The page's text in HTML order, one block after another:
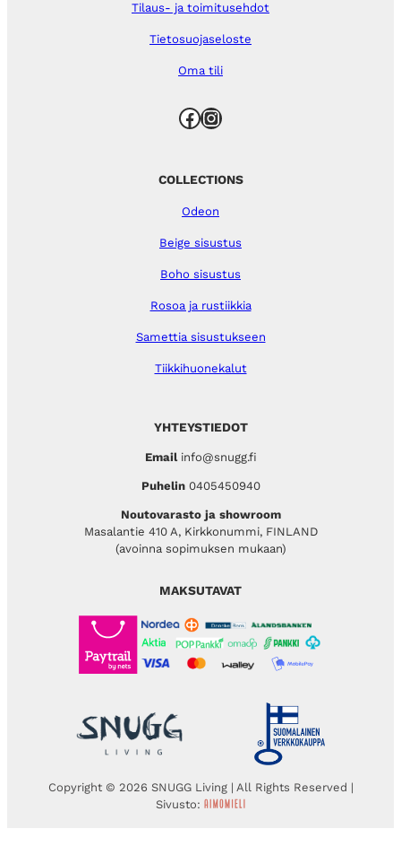
Tilaus- ja toimitusehdot
Tietosuojaseloste
Oma tili
Facebook Instagram
YHTEYSTIEDOT
Emailinfo@snugg.fi
Puhelin 0405450940
Noutovarasto ja showroom
Masalantie 410 A, Kirkkonummi, FINLAND
(avoinna sopimuksen mukaan)
COLLECTIONS
Odeon
Beige sisustus
Boho sisustus
Rosoa ja rustiikkia
Samettia sisustukseen
Tiikkihuonekalut
MAKSUTAVAT
Copyright © 2026 SNUGG Living | All Rights Reserved |
Sivusto: